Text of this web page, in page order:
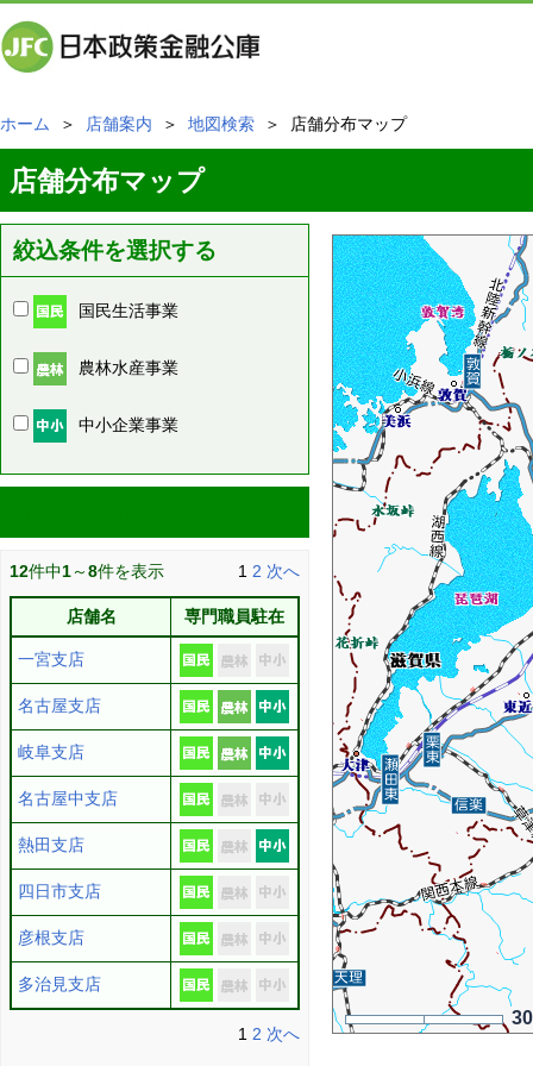
ホーム ＞ 店舗案内 ＞ 地図検索 ＞ 店舗分布マップ
店舗分布マップ
絞込条件を選択する
国民生活事業
農林水産事業
中小企業事業
12件中1～8件を表示 1 2 次へ
店舗名 専門職員駐在
一宮支店
名古屋支店
岐阜支店
名古屋中支店
熱田支店
四日市支店
彦根支店
多治見支店
1 2 次へ